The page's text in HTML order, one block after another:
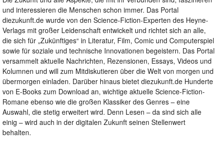
und interessieren die Menschen schon immer. Das Portal
diezukunft.de wurde von den Science-Fiction-Experten des Heyne-
Verlags mit großer Leidenschaft entwickelt und richtet sich an alle,
die sich für „Zukünftiges“ in Literatur, Film, Comic und Computerspiel
sowie für soziale und technische Innovationen begeistern. Das Portal
versammelt aktuelle Nachrichten, Rezensionen, Essays, Videos und
Kolumnen und will zum Mitdiskutieren über die Welt von morgen und
übermorgen einladen. Darüber hinaus bietet diezukunft.de Hunderte
von E-Books zum Download an, wichtige aktuelle Science-Fiction-
Romane ebenso wie die großen Klassiker des Genres – eine
Auswahl, die stetig erweitert wird. Denn Lesen – da sind sich alle
einig – wird auch in der digitalen Zukunft seinen Stellenwert
behalten.